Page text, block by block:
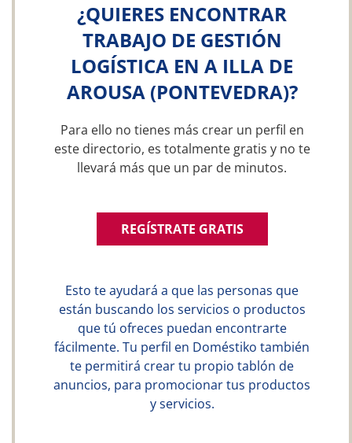
¿QUIERES ENCONTRAR
TRABAJO DE GESTIÓN
LOGÍSTICA EN A ILLA DE
AROUSA (PONTEVEDRA)?
Para ello no tienes más crear un perfil en
este directorio, es totalmente gratis y no te
llevará más que un par de minutos.
REGÍSTRATE GRATIS
Esto te ayudará a que las personas que
están buscando los servicios o productos
que tú ofreces puedan encontrarte
fácilmente. Tu perfil en Doméstiko también
te permitirá crear tu propio tablón de
anuncios, para promocionar tus productos
y servicios.